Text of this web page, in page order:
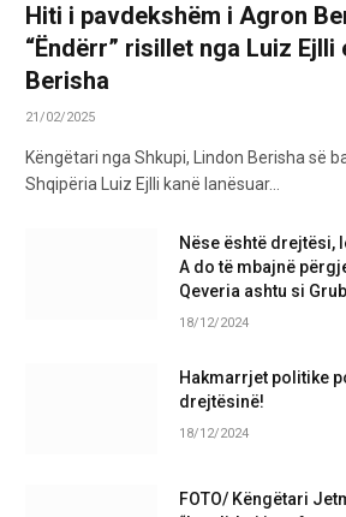
Hiti i pavdekshëm i Agron
“Ëndërr” risillet nga Luiz Ejlli
Berisha
21/02/2025
Këngëtari nga Shkupi, Lindon Berisha së
Shqipëria Luiz Ejlli kanë lanësuar…
Nëse është drejtësi,
A do të mbajnë
Qeveria ashtu si
18/12/2024
Hakmarrjet politike
drejtësinë!
18/12/2024
FOTO/ Këngëtari